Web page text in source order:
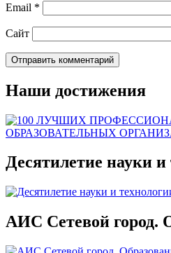
Email *
Сайт
Наши достижения
Десятилетие науки и
АИС Сетевой город.